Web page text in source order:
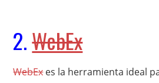
2.WebEx
WebExes la herramienta ideal